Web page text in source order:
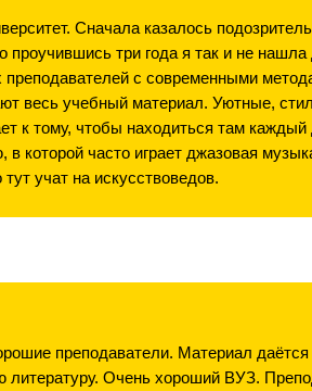
Сначала казалось
проучившись три года я так и не
с современными
весь учебный материал. Уютные,
к тому, чтобы находиться там
которой часто играет джазовая
учат на искусствоведов.
преподаватели. Материал даётся
Очень хороший ВУЗ.